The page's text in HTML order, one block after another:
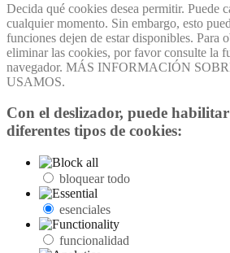
Decida qué cookies desea permitir. Puede
cualquier momento. Sin embargo, esto
funciones dejen de estar disponibles. Para
eliminar las cookies, por favor consulte la
navegador. MÁS INFORMACIÓN
USAMOS.
Con el deslizador, puede
diferentes tipos de cookies:
bloquear todo
esenciales
funcionalidad